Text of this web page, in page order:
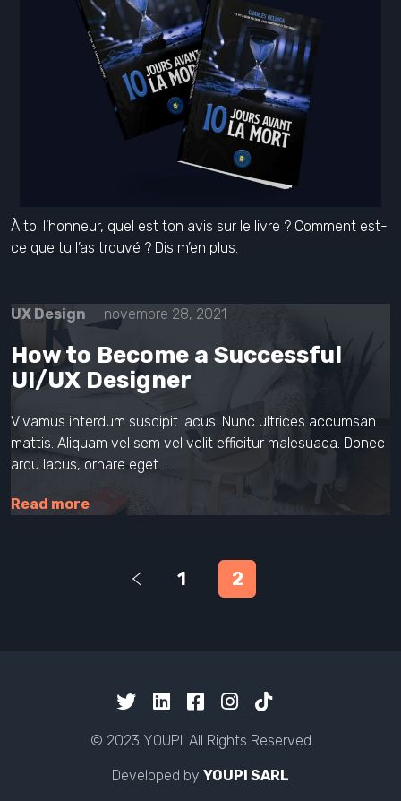
À toi l’honneur, quel est ton avis sur le livre ? Comment est-
ce que tu l’as trouvé ? Dis m’en plus.
UX Design novembre 28, 2021
How to Become a Successful
UI/UX Designer
Vivamus interdum suscipit lacus. Nunc ultrices accumsan
mattis. Aliquam vel sem vel velit efficitur malesuada. Donec
arcu lacus, ornare eget…
Read more
1 2
© 2023 YOUPI. All Rights Reserved
Developed by YOUPI SARL